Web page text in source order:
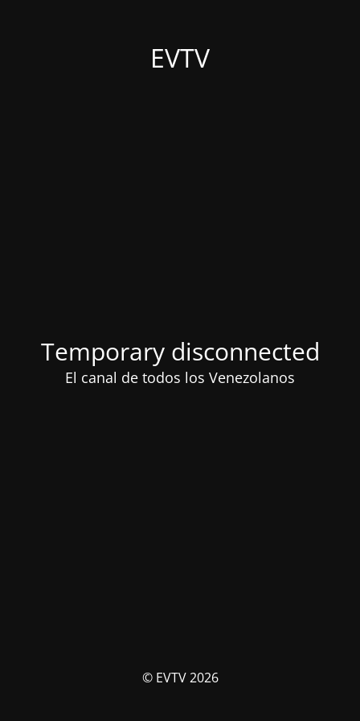
EVTV
Temporary disconnected
El canal de todos los Venezolanos
© EVTV 2026